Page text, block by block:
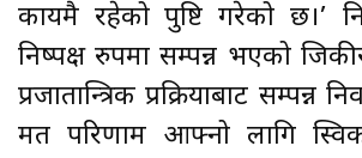
कायमै रहेको पुष्टि गरेको छ।’
निष्पक्ष रुपमा सम्पन्न भएको
प्रजातान्त्रिक प्रक्रियाबाट सम्पन्न
मत परिणाम आफ्नो लागि